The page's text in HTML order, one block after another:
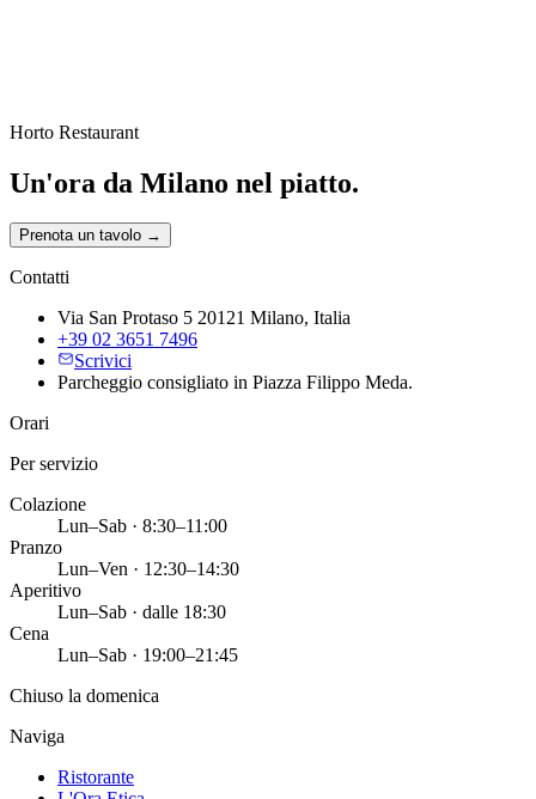
Horto Restaurant
Un'ora da Milano nel piatto.
Prenota un tavolo →
Contatti
Via San Protaso 5 20121 Milano, Italia
+39 02 3651 7496
Scrivici
Parcheggio consigliato in Piazza Filippo Meda.
Orari
Per servizio
Colazione
Lun–Sab · 8:30–11:00
Pranzo
Lun–Ven · 12:30–14:30
Aperitivo
Lun–Sab · dalle 18:30
Cena
Lun–Sab · 19:00–21:45
Chiuso la domenica
Naviga
Ristorante